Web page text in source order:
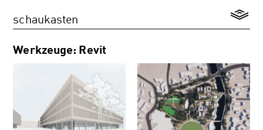
schaukasten
Werkzeuge: Revit